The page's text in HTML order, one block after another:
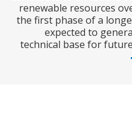
renewable
the first phase of
expected
technical base